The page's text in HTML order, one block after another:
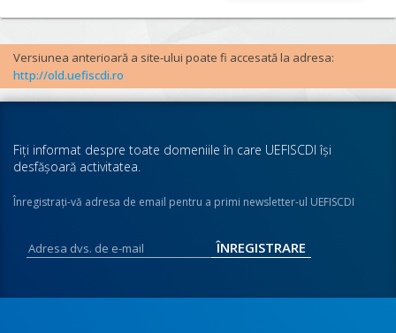
Versiunea anterioară a site-ului poate fi accesată la adresa:
http://old.uefiscdi.ro
Fiţi informat despre toate domeniile în care UEFISCDI îşi
desfăşoară activitatea.
Înregistraţi-vă adresa de email pentru a primi newsletter-ul UEFISCDI